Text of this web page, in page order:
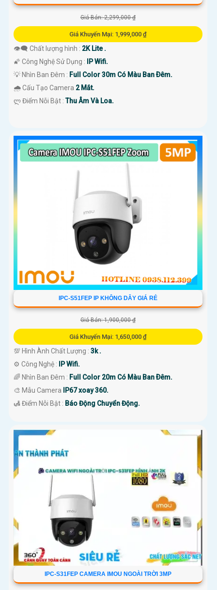
Giá Bán: 2,299,000 ₫
Giá Khuyến Mại: 1,999,000 ₫
👁️‍🗨 Chất lượng hình : 2K Lite .
🌠 Công Nghệ Sử Dụng :
IP Wifi.
💡 Nhìn Ban Đêm : Full Color 30m Có Màu Ban Ðêm.
🌧️ Cấu Tạo Camera 2 Mắt.
️ლ Điểm Nỗi Bật :Thu Âm Và Loa.
IPC-S51FEP IP KHÔNG DÂY GIÁ RẺ
Giá Bán: 1,900,000 ₫
Giá Khuyến Mại: 1,650,000 ₫
💯 Hình Ành Chất Lượng : 3k .
⚙ Công Nghệ :
IP Wifi.
🌈 Nhìn Ban Đêm : Full Color 20m Có Màu Ban Ðêm.
🎨 Mẫu Camera
IP67 xoay 360.
️🛃 Điểm Nỗi Bật : Báo Động Chuyển Động.
IPC-S31FEP CAMERA IMOU NGOÀI TRỜI 3MP